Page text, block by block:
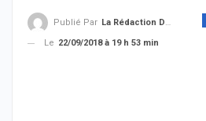
Publié Par La Rédaction De THIEYSENEGAL.com
Le 22/09/2018 à 19 h 53 min